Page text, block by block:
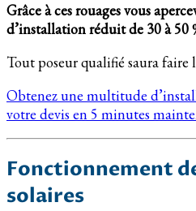
Grâce à ces rouages vous
d’installation réduit de 30 à 50
Tout poseur qualifié saura faire
Obtenez une multitude
votre devis en 5 minutes
Fonctionnement
solaires